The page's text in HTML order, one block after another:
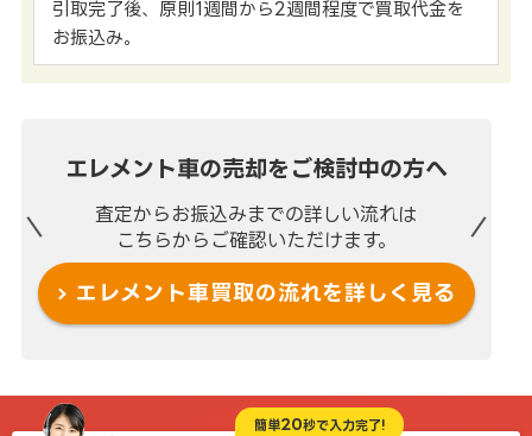
引取完了後、原則1週間から2週間程度で買取代金を
お振込み。
エレメント車の売却を ご検討中の方へ
査定からお振込みまでの詳しい流れは
こちらからご確認いただけます。
エレメント車買取の流れを詳しく見る
簡単20秒で入力完了!